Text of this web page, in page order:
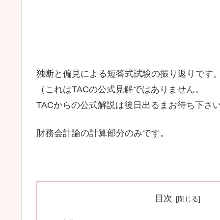
独断と偏見による短答式試験の振り返りです。
（これはTACの公式見解ではありません。
TACからの公式解説は後日出るまお待ち下さい
財務会計論の計算部分のみです。
目次